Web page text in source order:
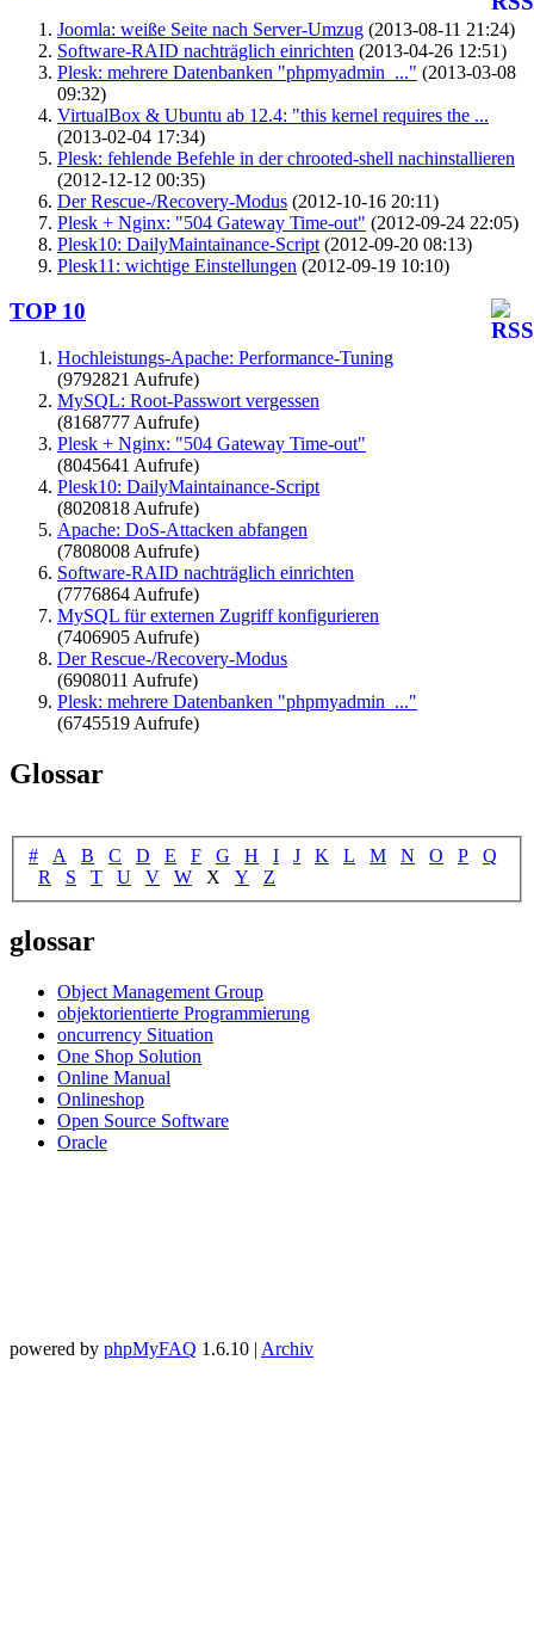
Joomla: weiße Seite nach Server-Umzug (2013-08-11 21:24)
Software-RAID nachträglich einrichten (2013-04-26 12:51)
Plesk: mehrere Datenbanken "phpmyadmin_..." (2013-03-08
09:32)
VirtualBox & Ubuntu ab 12.4: "this kernel requires the ...
(2013-02-04 17:34)
Plesk: fehlende Befehle in der chrooted-shell nachinstallieren
(2012-12-12 00:35)
Der Rescue-/Recovery-Modus (2012-10-16 20:11)
Plesk + Nginx: "504 Gateway Time-out" (2012-09-24 22:05)
Plesk10: DailyMaintainance-Script (2012-09-20 08:13)
Plesk11: wichtige Einstellungen (2012-09-19 10:10)
TOP 10
Hochleistungs-Apache: Performance-Tuning
(9792821 Aufrufe)
MySQL: Root-Passwort vergessen
(8168777 Aufrufe)
Plesk + Nginx: "504 Gateway Time-out"
(8045641 Aufrufe)
Plesk10: DailyMaintainance-Script
(8020818 Aufrufe)
Apache: DoS-Attacken abfangen
(7808008 Aufrufe)
Software-RAID nachträglich einrichten
(7776864 Aufrufe)
MySQL für externen Zugriff konfigurieren
(7406905 Aufrufe)
Der Rescue-/Recovery-Modus
(6908011 Aufrufe)
Plesk: mehrere Datenbanken "phpmyadmin_..."
(6745519 Aufrufe)
Glossar
# A B C D E F G H I J K L M N O P
Q
R
S T U V W X Y Z
glossar
Object Management Group
objektorientierte Programmierung
oncurrency Situation
One Shop Solution
Online Manual
Onlineshop
Open Source Software
Oracle
powered by phpMyFAQ 1.6.10 | Archiv